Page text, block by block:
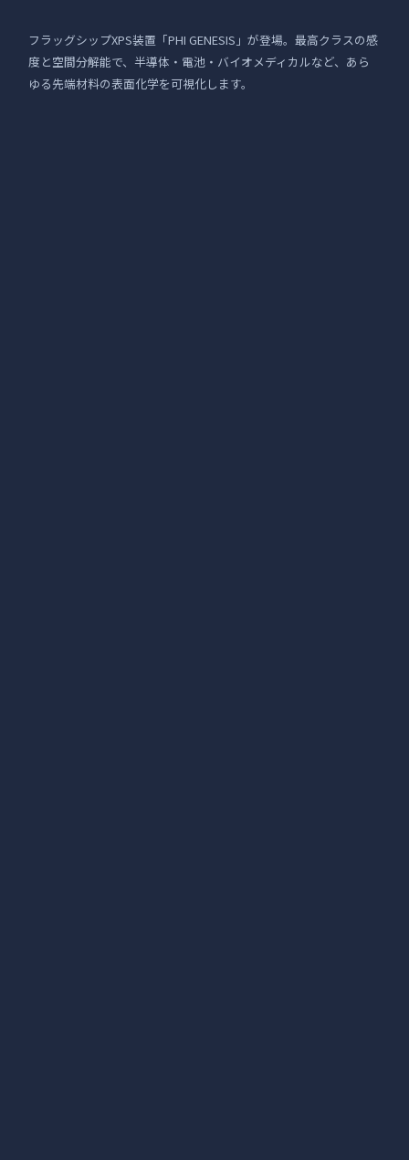
フラッグシップXPS装置「PHI GENESIS」が登場。最高クラスの感
度と空間分解能で、半導体・電池・バイオメディカルなど、あら
ゆる先端材料の表面化学を可視化します。